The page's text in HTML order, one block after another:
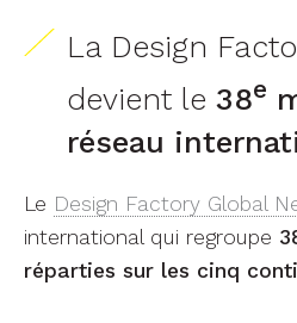
La Design
devient le 38e
réseau
Le Design Factory Global
international qui regroupe
réparties sur les cinq